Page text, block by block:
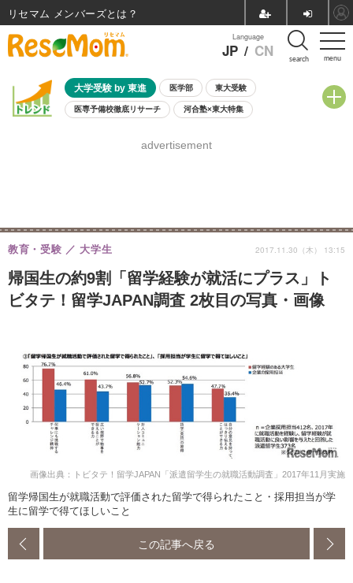
menu
Language
JP / CN search
大学受験 by 東進 医学部 東大受験
医専予備校徹底リサーチ 河合塾×東大特集
8月開催学校説明会・相談会
advertisement
帰国生の約9割「留学経験が就活にプラス」ト
ビタテ！留学JAPAN調査 2枚目の写真・画像
教育・受験 大学生 2017.11.30（木） 13:15
画像出典：トビタテ！留学JAPAN「派遣留学生の就職活動調査」2017年11月実施
留学帰国生が就職活動で評価された留学で得られたこと・採用担当が学
生に留学で得てほしいこと
この記事へ戻る
リセマム メンバーズ